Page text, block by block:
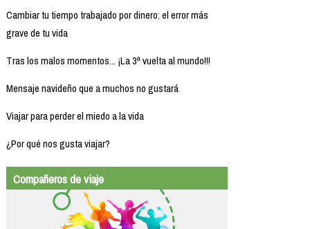
Cambiar tu tiempo trabajado por dinero: el error más
grave de tu vida
Tras los malos momentos... ¡La 3ª vuelta al mundo!!!
Mensaje navideño que a muchos no gustará
Viajar para perder el miedo a la vida
¿Por qué nos gusta viajar?
Compañeros de viaje